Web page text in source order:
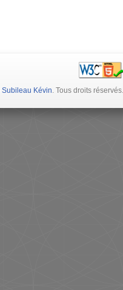
Subileau Kévin. Tous droits